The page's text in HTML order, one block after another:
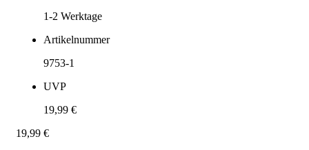
1-2 Werktage
Artikelnummer
9753-1
UVP
19,99 €
19,99 €